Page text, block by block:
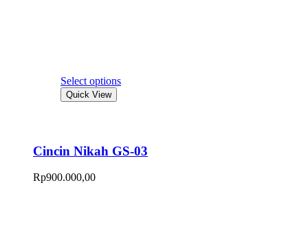
Select options
Quick View
Cincin Nikah GS-03
Rp900.000,00